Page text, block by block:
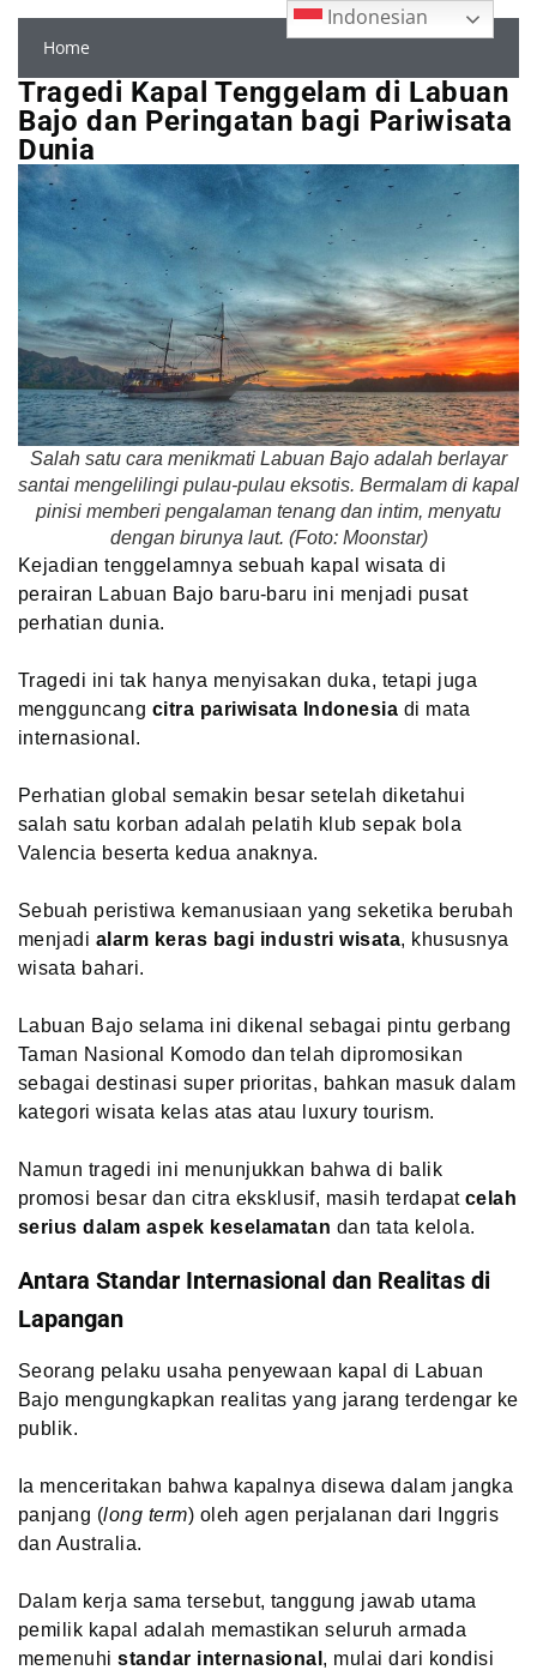
Home
Tragedi Kapal Tenggelam di Labuan
Bajo dan Peringatan bagi Pariwisata
Dunia
Salah satu cara menikmati Labuan Bajo adalah berlayar
santai mengelilingi pulau-pulau eksotis. Bermalam di kapal
pinisi memberi pengalaman tenang dan intim, menyatu
dengan birunya laut. (Foto: Moonstar)
Kejadian tenggelamnya sebuah kapal wisata di
perairan Labuan Bajo baru-baru ini menjadi pusat
perhatian dunia.
Tragedi ini tak hanya menyisakan duka, tetapi juga
mengguncang citra pariwisata Indonesia di mata
internasional.
Perhatian global semakin besar setelah diketahui
salah satu korban adalah pelatih klub sepak bola
Valencia beserta kedua anaknya.
Sebuah peristiwa kemanusiaan yang seketika berubah
menjadi alarm keras bagi industri wisata, khususnya
wisata bahari.
Labuan Bajo selama ini dikenal sebagai pintu gerbang
Taman Nasional Komodo dan telah dipromosikan
sebagai destinasi super prioritas, bahkan masuk dalam
kategori wisata kelas atas atau luxury tourism.
Namun tragedi ini menunjukkan bahwa di balik
promosi besar dan citra eksklusif, masih terdapatcelah
serius dalam aspek keselamatan dan tata kelola.
Antara Standar Internasional dan Realitas di
Lapangan
Seorang pelaku usaha penyewaan kapal di Labuan
Bajo mengungkapkan realitas yang jarang terdengar ke
publik.
Ia menceritakan bahwa kapalnya disewa dalam jangka
panjang (long term) oleh agen perjalanan dari Inggris
dan Australia.
Dalam kerja sama tersebut, tanggung jawab utama
pemilik kapal adalah memastikan seluruh armada
memenuhistandar internasional , mulai dari kondisi
Indonesian